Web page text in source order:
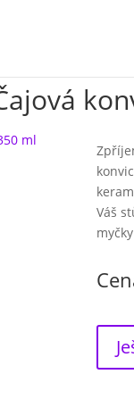
Váš